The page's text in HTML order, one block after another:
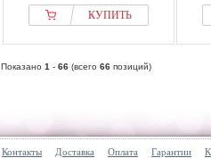
КУПИТЬ
Показано 1 - 66 (всего 66 позиций)
Контакты Доставка Оплата Гарантии